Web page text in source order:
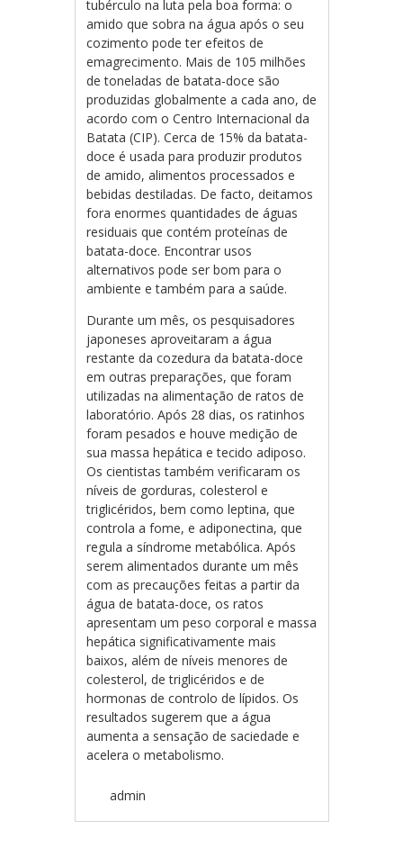
tubérculo na luta pela boa forma: o
amido que sobra na água após o seu
cozimento pode ter efeitos de
emagrecimento. Mais de 105 milhões
de toneladas de batata-doce são
produzidas globalmente a cada ano, de
acordo com o Centro Internacional da
Batata (CIP). Cerca de 15% da batata-
doce é usada para produzir produtos
de amido, alimentos processados e
bebidas destiladas. De facto, deitamos
fora enormes quantidades de águas
residuais que contém proteínas de
batata-doce. Encontrar usos
alternativos pode ser bom para o
ambiente e também para a saúde.
Durante um mês, os pesquisadores
japoneses aproveitaram a água
restante da cozedura da batata-doce
em outras preparações, que foram
utilizadas na alimentação de ratos de
laboratório. Após 28 dias, os ratinhos
foram pesados e houve medição de
sua massa hepática e tecido adiposo.
Os cientistas também verificaram os
níveis de gorduras, colesterol e
triglicéridos, bem como leptina, que
controla a fome, e adiponectina, que
regula a síndrome metabólica. Após
serem alimentados durante um mês
com as precauções feitas a partir da
água de batata-doce, os ratos
apresentam um peso corporal e massa
hepática significativamente mais
baixos, além de níveis menores de
colesterol, de triglicéridos e de
hormonas de controlo de lípidos. Os
resultados sugerem que a água
aumenta a sensação de saciedade e
acelera o metabolismo.
admin